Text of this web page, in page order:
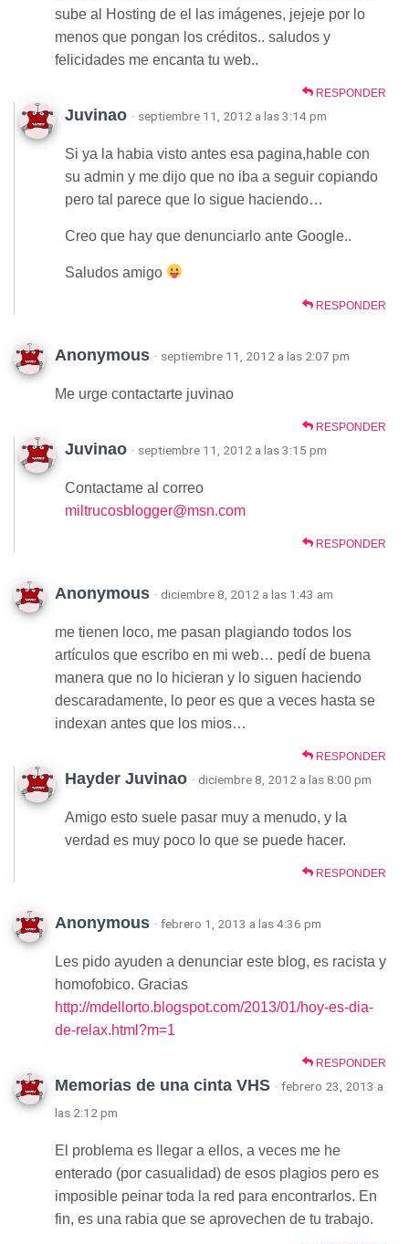
sube al Hosting de el las imágenes, jejeje por lo
menos que pongan los créditos.. saludos y
felicidades me encanta tu web..
RESPONDER
Juvinao · septiembre 11, 2012 a las 3:14 pm
Si ya la habia visto antes esa pagina,hable con
su admin y me dijo que no iba a seguir copiando
pero tal parece que lo sigue haciendo…
Creo que hay que denunciarlo ante Google..
Saludos amigo
RESPONDER
Anonymous · septiembre 11, 2012 a las 2:07 pm
Me urge contactarte juvinao
RESPONDER
Juvinao · septiembre 11, 2012 a las 3:15 pm
Contactame al correo
miltrucosblogger@msn.com
RESPONDER
Anonymous · diciembre 8, 2012 a las 1:43 am
me tienen loco, me pasan plagiando todos los
artículos que escribo en mi web… pedí de buena
manera que no lo hicieran y lo siguen haciendo
descaradamente, lo peor es que a veces hasta se
indexan antes que los mios…
RESPONDER
Hayder Juvinao · diciembre 8, 2012 a las 8:00 pm
Amigo esto suele pasar muy a menudo, y la
verdad es muy poco lo que se puede hacer.
RESPONDER
Anonymous · febrero 1, 2013 a las 4:36 pm
Les pido ayuden a denunciar este blog, es racista y
homofobico. Gracias
http://mdellorto.blogspot.com/2013/01/hoy-es-dia-
de-relax.html?m=1
RESPONDER
Memorias de una cinta VHS · febrero 23, 2013 a
las 2:12 pm
El problema es llegar a ellos, a veces me he
enterado (por casualidad) de esos plagios pero es
imposible peinar toda la red para encontrarlos. En
fin, es una rabia que se aprovechen de tu trabajo.